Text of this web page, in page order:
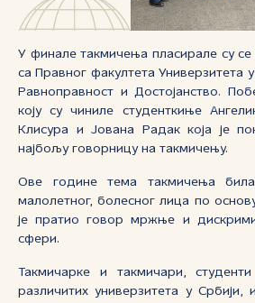
У финале такмичења пласирале су се
са Правног факултета Универзитета
Равноправност и Достојанство.
коју су чиниле студенткиње
Клисура и Јована Радак која је
најбољу говорницу на такмичењу.
Ове године тема такмичења била
малолетног, болесног лица по
је пратио говор мржње и
сфери.
Такмичарке и такмичари,
различитих универзитета у Србији,